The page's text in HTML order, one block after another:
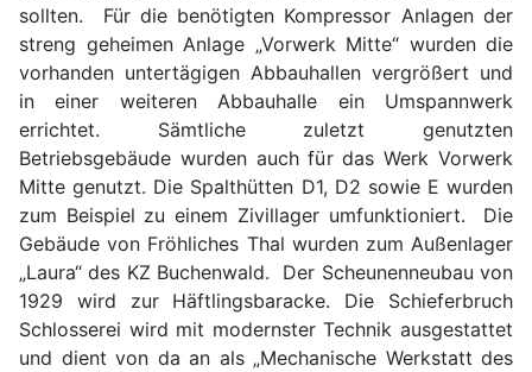
sollten. Für die benötigten Kompressor Anlagen der
streng geheimen Anlage „Vorwerk Mitte“ wurden die
vorhanden untertägigen Abbauhallen vergrößert und
in einer weiteren Abbauhalle ein Umspannwerk
errichtet. Sämtliche zuletzt genutzten
Betriebsgebäude wurden auch für das Werk Vorwerk
Mitte genutzt. Die Spalthütten D1, D2 sowie E wurden
zum Beispiel zu einem Zivillager umfunktioniert. Die
Gebäude von Fröhliches Thal wurden zum Außenlager
„Laura“ des KZ Buchenwald. Der Scheunenneubau von
1929 wird zur Häftlingsbaracke. Die Schieferbruch
Schlosserei wird mit modernster Technik ausgestattet
und dient von da an als „Mechanische Werkstatt des